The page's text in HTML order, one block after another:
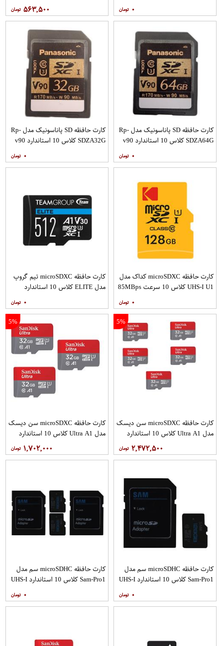
سرعت 95MBps 633X ظرفیت 256
گیگابایت
۰ ۵۶۳,۵۰۰
کارت حافظه SD پاناسونیک مدل Rp-
SDZA64G کلاس 10 استاندارد v90
۰
کارت حافظه SD پاناسونیک مدل Rp-
SDZA32G کلاس 10 استاندارد v90
۰
کارت حافظه microSDXC کداک مدل
UHS-I U1 کلاس 10 سرعت 85MBps
۰
کارت حافظه microSDXC تیم گروپ
مدل ELITE کلاس 10 استاندارد
512 گیگابایت
۰
5%
کارت حافظه microSDXC سن دیسک
مدل Ultra A1 کلاس 10 استاندارد
UHS-I سرعت 120MBps ظرفیت 32
گیگابایت بسته 5 عددی
۲,۴۷۲,۵۰۰
5%
کارت حافظه microSDXC سن دیسک
مدل Ultra A1 کلاس 10 استاندارد
UHS-I سرعت 120MBps ظرفیت 32
گیگابایت بسته 3 عددی
۱,۷۰۲,۰۰۰
کارت حافظه microSDHC سم مدل
Sam-Pro1 کلاس 10 استاندارد UHS-I
گیگابایت به همراه آداپتور SD
۰
کارت حافظه microSDHC سم مدل
Sam-Pro1 کلاس 10 استاندارد UHS-I
گیگابایت به همراه آداپتور SD بسته
۰